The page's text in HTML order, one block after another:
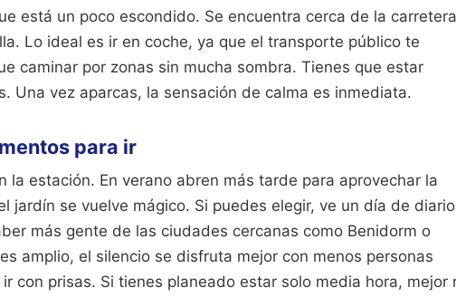
está un poco escondido. Se encuentra cerca de la carretera
Lo ideal es ir en coche, ya que el transporte público te
caminar por zonas sin mucha sombra. Tienes que estar
Una vez aparcas, la sensación de calma es inmediata.
para ir
la estación. En verano abren más tarde para aprovechar la
jardín se vuelve mágico. Si puedes elegir, ve un día de
más gente de las ciudades cercanas como Benidorm o
amplio, el silencio se disfruta mejor con menos personas
con prisas. Si tienes planeado estar solo media hora, mejor